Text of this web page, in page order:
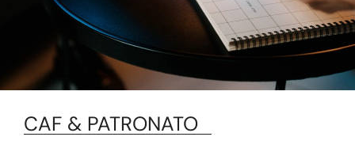
CAF & PATRONATO